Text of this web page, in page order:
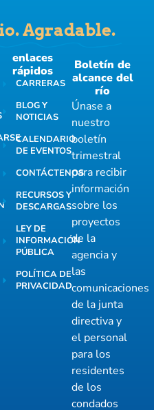
Agradable.
enlaces
rápidos
CARRERAS
BLOG Y
NOTICIAS
CALENDARIO
DE EVENTOS
CONTÁCTENOS
RECURSOS Y
DESCARGAS
LEY DE
INFORMACIÓN
PÚBLICA
POLÍTICA DE
PRIVACIDAD
Boletín de
alcance del
río
Únase a
nuestro
boletín
trimestral
para recibir
información
sobre los
proyectos
de la
agencia y
las
comunicaciones
de la junta
directiva y
el personal
para los
residentes
de los
condados